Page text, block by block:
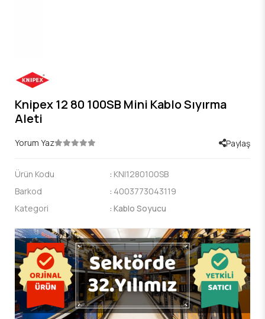
Knipex 12 80 100SB Mini Kablo Sıyırma
Aleti
Yorum Yaz Paylaş
Ürün Kodu : KNI1280100SB
Barkod
: 4003773043119
Kategori
: Kablo Soyucu